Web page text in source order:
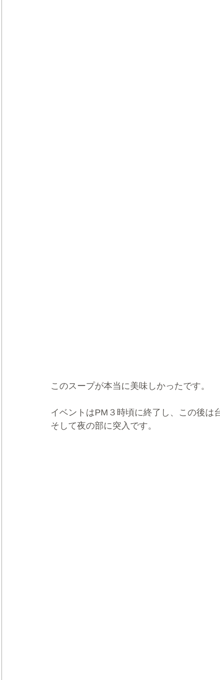
このスープが本当に美味しかったです。
イベントはPM３時頃に終了し、この後は
そして夜の部に突入です。